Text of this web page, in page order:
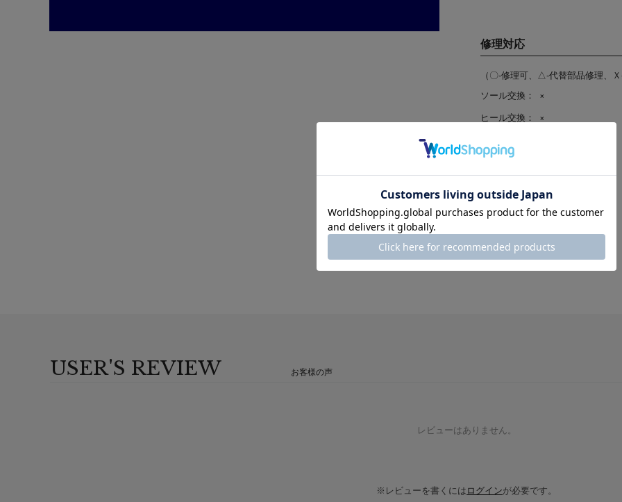
修理対応
（〇-修理可、△-代替部品修理、Ｘ
ソール交換：
×
ヒール交換：
×
USER'S REVIEW お客様の声
レビューはありません。
※レビューを書くには ログインが必要です。